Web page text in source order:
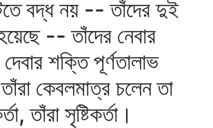
বদ্ধ নয় -- তাঁদের দুই
-- তাঁদের নেবার
শক্তি পূর্ণতালাভ
কেবলমাত্র চলেন তা
তাঁরা সৃষ্টিকর্তা।